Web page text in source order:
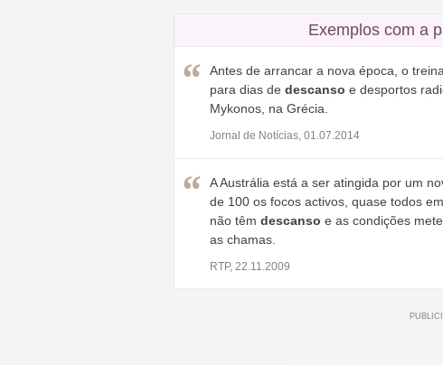
Exemplos com a
Antes de arrancar a nova época, o
para dias de descanso e desportos
Mykonos, na Grécia.
Jornal de Notícias, 01.07.2014
A Austrália está a ser atingida por um
de 100 os focos activos, quase todos
não têm descanso e as condições
as chamas.
RTP, 22.11.2009